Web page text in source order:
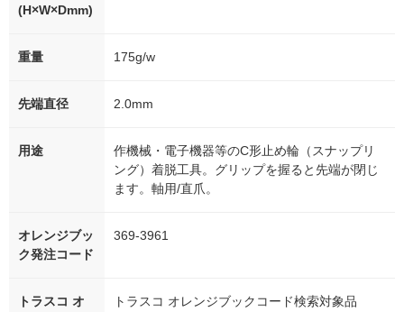
(H×W×Dmm)
重量 175g/w
先端直径 2.0mm
用途
作機械・電子機器等のC形止め輪（スナップリ
ング）着脱工具。グリップを握ると先端が閉じ
ます。軸用/直爪。
オレンジブッ
ク発注コード
369-3961
トラスコ オ
トラスコ オレンジブックコード検索対象品